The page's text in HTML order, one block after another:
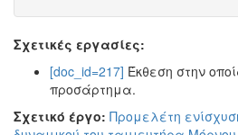
Σχετικές εργασίες:
[doc_id=217] Έκθεση στην
προσάρτημα.
Σχετικό έργο: Προμελέτη